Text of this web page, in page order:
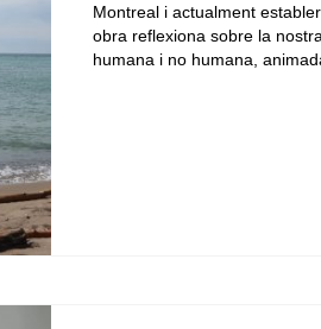
Montreal i actualment
obra reflexiona sobre la
humana i no humana,